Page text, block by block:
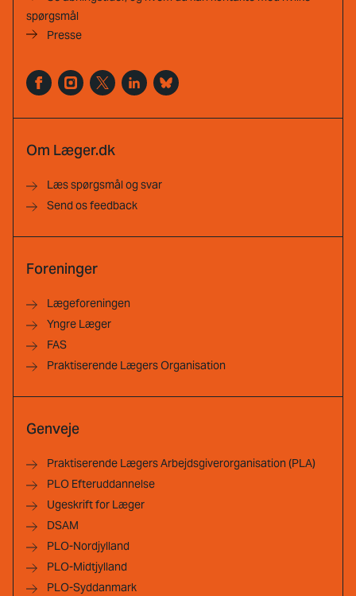
spørgsmål
Presse
Om Læger.dk
Læs spørgsmål og svar
Send os feedback
Foreninger
Lægeforeningen
Yngre Læger
FAS
Praktiserende Lægers Organisation
Genveje
Praktiserende Lægers Arbejdsgiverorganisation (PLA)
PLO Efteruddannelse
Ugeskrift for Læger
DSAM
PLO-Nordjylland
PLO-Midtjylland
PLO-Syddanmark